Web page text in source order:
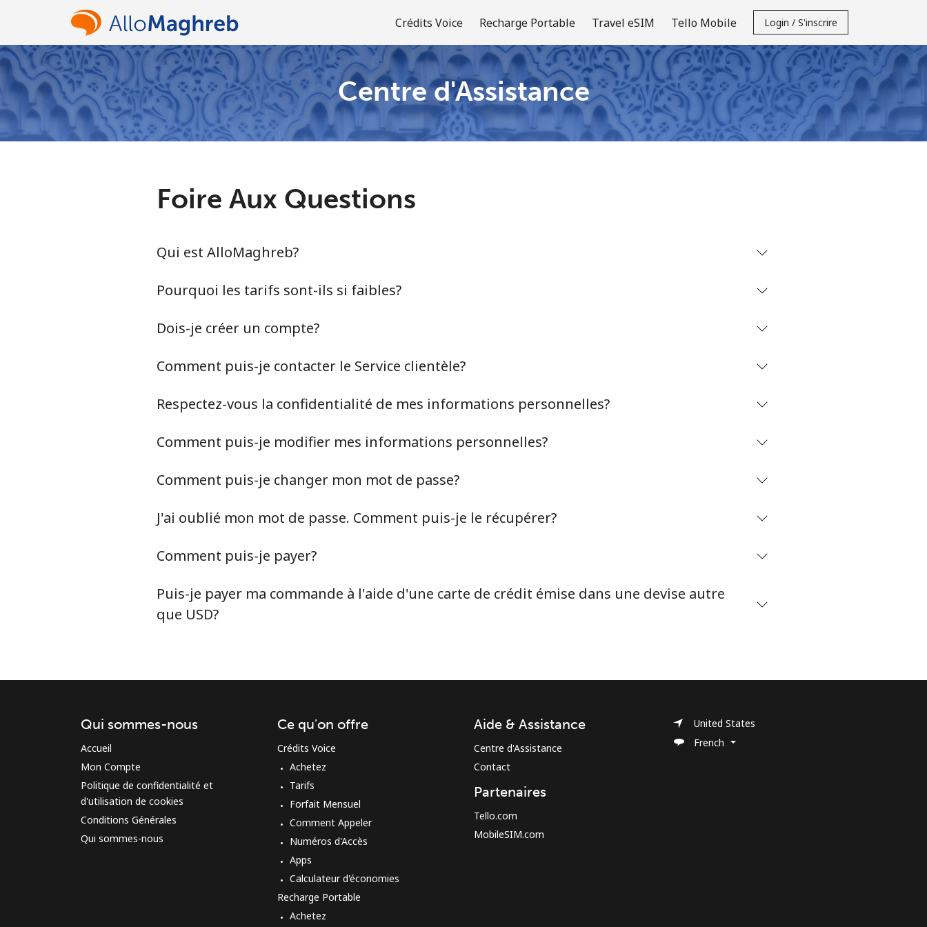
Crédits Voice Recharge Portable Travel eSIM Tello Mobile Login / S'inscrire
Bienvenue!
Un numéro
offres.
Conditions générales.
S'inscrire
Centre d'Assistance
Foire Aux Questions
Qui est AlloMaghreb?
Pourquoi les tarifs sont-ils si faibles?
Dois-je créer un compte?
Comment puis-je contacter le Service clientèle?
Respectez-vous la confidentialité de mes informations personnelles?
Comment puis-je modifier mes informations personnelles?
Comment puis-je changer mon mot de passe?
J'ai oublié mon mot de passe. Comment puis-je le récupérer?
Comment puis-je payer?
Puis-je payer ma commande à l'aide d'une carte de crédit émise dans une devise autre
que USD?
Qui sommes-nous
Accueil
Mon Compte
Politique de confidentialité et
d'utilisation de cookies
Conditions Générales
Qui sommes-nous
Ce qu'on offre
Crédits Voice
Achetez
Tarifs
Forfait Mensuel
Comment Appeler
Numéros d'Accès
Apps
Calculateur d'économies
Recharge Portable
Achetez
Aide & Assistance
Centre d'Assistance
Contact
Partenaires
Tello.com
MobileSIM.com
United States
French